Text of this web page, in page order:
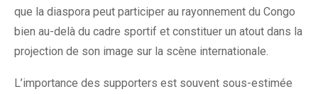
que la diaspora peut participer au rayonnement du Congo
bien au-delà du cadre sportif et constituer un atout dans la
projection de son image sur la scène internationale.
L’importance des supporters est souvent sous-estimée